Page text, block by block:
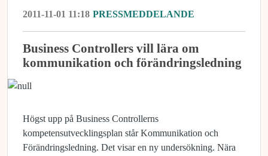
2011-11-01 11:18 PRESSMEDDELANDE
Business Controllers vill lära om
kommunikation och förändringsledning
Högst upp på Business Controllerns
kompetensutvecklingsplan står Kommunikation och
Förändringsledning. Det visar en ny undersökning. Nära